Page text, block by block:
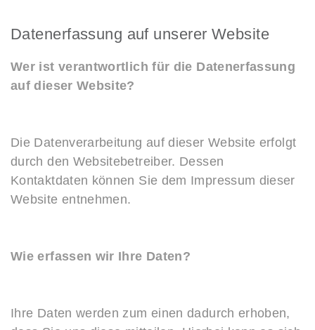
Datenerfassung auf unserer Website
Wer ist verantwortlich für die Datenerfassung
auf dieser Website?
Die Datenverarbeitung auf dieser Website erfolgt
durch den Websitebetreiber. Dessen
Kontaktdaten können Sie dem Impressum dieser
Website entnehmen.
Wie erfassen wir Ihre Daten?
Ihre Daten werden zum einen dadurch erhoben,